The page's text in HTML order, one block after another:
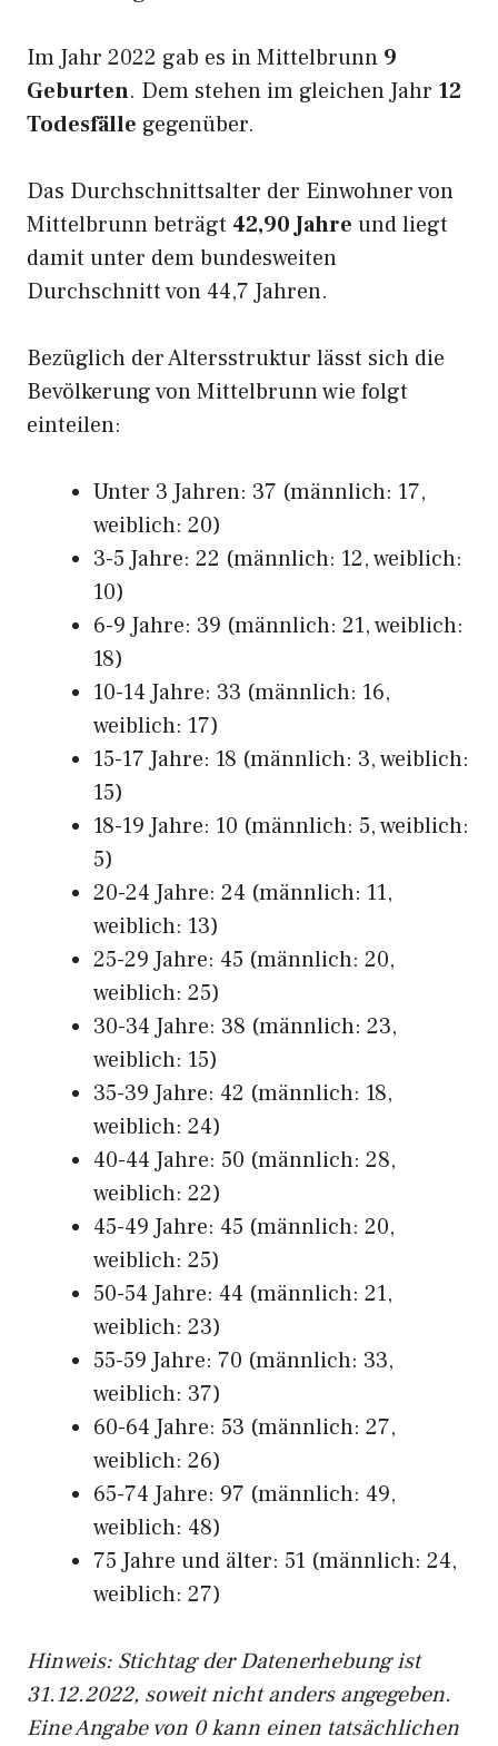
Im Jahr 2022 gab es in Mittelbrunn 9
Geburten. Dem stehen im gleichen Jahr 12
Todesfälle gegenüber.
Das Durchschnittsalter der Einwohner von
Mittelbrunn beträgt 42,90 Jahre und liegt
damit unter dem bundesweiten
Durchschnitt von 44,7 Jahren.
Bezüglich der Altersstruktur lässt sich die
Bevölkerung von Mittelbrunn wie folgt
einteilen:
Unter 3 Jahren: 37 (männlich: 17,
weiblich: 20)
3-5 Jahre: 22 (männlich: 12, weiblich:
10)
6-9 Jahre: 39 (männlich: 21, weiblich:
18)
10-14 Jahre: 33 (männlich: 16,
weiblich: 17)
15-17 Jahre: 18 (männlich: 3, weiblich:
15)
18-19 Jahre: 10 (männlich: 5, weiblich:
5)
20-24 Jahre: 24 (männlich: 11,
weiblich: 13)
25-29 Jahre: 45 (männlich: 20,
weiblich: 25)
30-34 Jahre: 38 (männlich: 23,
weiblich: 15)
35-39 Jahre: 42 (männlich: 18,
weiblich: 24)
40-44 Jahre: 50 (männlich: 28,
weiblich: 22)
45-49 Jahre: 45 (männlich: 20,
weiblich: 25)
50-54 Jahre: 44 (männlich: 21,
weiblich: 23)
55-59 Jahre: 70 (männlich: 33,
weiblich: 37)
60-64 Jahre: 53 (männlich: 27,
weiblich: 26)
65-74 Jahre: 97 (männlich: 49,
weiblich: 48)
75 Jahre und älter: 51 (männlich: 24,
weiblich: 27)
Hinweis: Stichtag der Datenerhebung ist
31.12.2022, soweit nicht anders angegeben.
Eine Angabe von 0 kann einen tatsächlichen